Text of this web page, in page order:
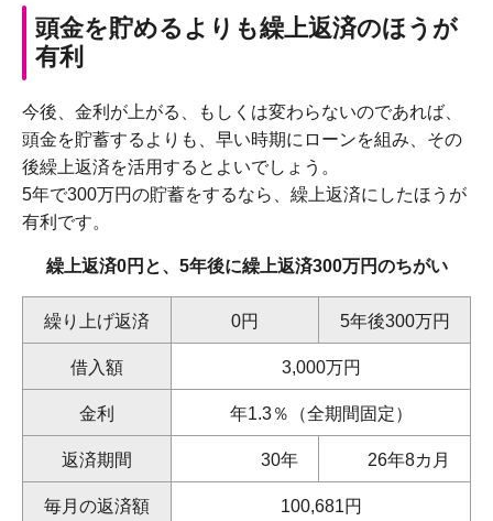
頭金を貯めるよりも繰上返済のほうが
有利
今後、金利が上がる、もしくは変わらないのであれば、
頭金を貯蓄するよりも、早い時期にローンを組み、その
後繰上返済を活用するとよいでしょう。
5年で300万円の貯蓄をするなら、繰上返済にしたほうが
有利です。
繰上返済0円と、5年後に繰上返済300万円のちがい
繰り上げ返済 0円 5年後300万円
借入額 3,000万円
金利 年1.3％（全期間固定）
返済期間 30年 26年8カ月
毎月の返済額 100,681円